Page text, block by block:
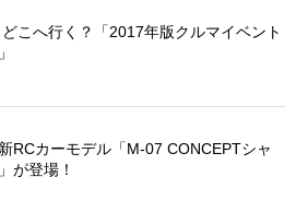
こへ行く？「2017年版クルマイベント
RCカーモデル「M-07 CONCEPTシャ
が登場！